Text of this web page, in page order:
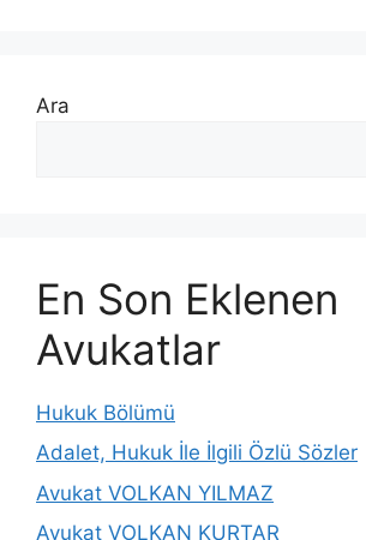
Ara
En Son Eklenen
Avukatlar
Hukuk Bölümü
Adalet, Hukuk İle İlgili Özlü Sözler
Avukat VOLKAN YILMAZ
Avukat VOLKAN KURTAR